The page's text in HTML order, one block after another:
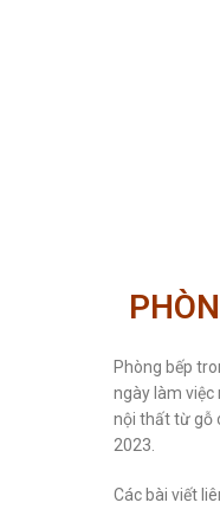
Phòng bếp
ngày làm việc
nội thất từ gỗ
2023.
Các bài viết